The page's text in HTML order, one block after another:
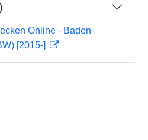
Online - Baden-
[2015-]